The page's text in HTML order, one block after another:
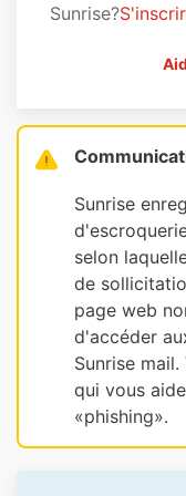
Sunrise?
Sunrise
selon
de
page web
d'accéder
Sunrise
qui vous
«phishing».